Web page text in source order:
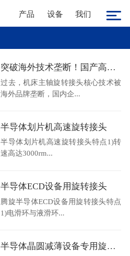
产品 设备 我们
突破海外技术垄断！国产高速机床主轴旋转接头36000转高转速自主可控
过去，机床主轴旋转接头核心技术被
海外品牌垄断，国内企...
半导体划片机高速旋转接头
半导体划片机高速旋转接头特点1)转
速高达3000rm...
半导体ECD设备用旋转接头
腾旋半导体ECD设备用旋转接头特点
1)电滑环与液滑环...
半导体晶圆减薄设备专用旋转接头